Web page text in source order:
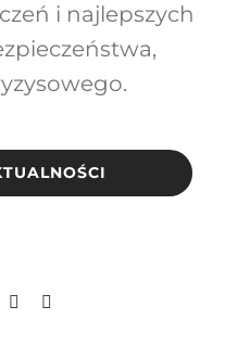
i najlepszych